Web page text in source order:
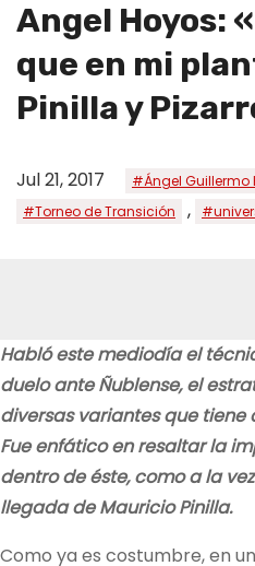
Angel Hoyos:
que en mi
Pinilla y
Jul 21, 2017 #Ángel Guillermo
#Torneo de Transición ,
Habló este mediodía el
duelo ante Ñublense, el
diversas variantes que
Fue enfático en resaltar la
dentro de éste, como a la
llegada de Mauricio Pinilla.
Como ya es costumbre, en